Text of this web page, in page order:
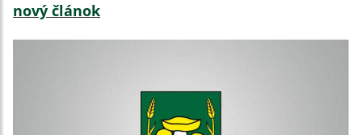
nový článok